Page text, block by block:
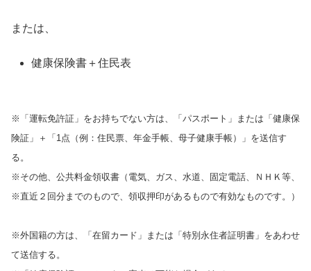
または、
健康保険書＋住民表
※「運転免許証」をお持ちでない方は、「パスポート」または「健康保
険証」＋「1点（例：住民票、年金手帳、母子健康手帳）」を送信す
る。
※その他、公共料金領収書（電気、ガス、水道、固定電話、ＮＨＫ等、
※直近２回分までのもので、領収押印があるもので有効なものです。）
※外国籍の方は、「在留カード」または「特別永住者証明書」をあわせ
て送信する。